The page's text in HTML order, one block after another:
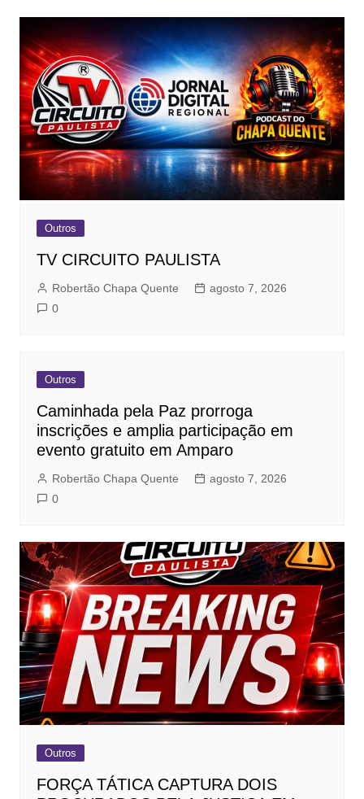
Outros
TV CIRCUITO PAULISTA
Robertão Chapa Quente
agosto 7, 2026
0
Outros
Caminhada pela Paz prorroga
inscrições e amplia participação em
evento gratuito em Amparo
Robertão Chapa Quente
agosto 7, 2026
0
Outros
FORÇA TÁTICA CAPTURA DOIS